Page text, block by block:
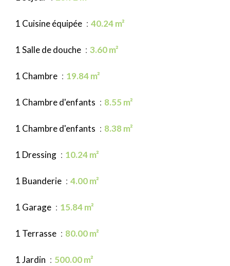
1 Cuisine équipée 40.24 m²
1 Salle de douche 3.60 m²
1 Chambre 19.84 m²
1 Chambre d'enfants 8.55 m²
1 Chambre d'enfants 8.38 m²
1 Dressing 10.24 m²
1 Buanderie 4.00 m²
1 Garage 15.84 m²
1 Terrasse 80.00 m²
1 Jardin 500.00 m²